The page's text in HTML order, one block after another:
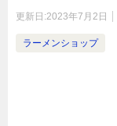
更新日:2023年7月2日
ラーメンショップ